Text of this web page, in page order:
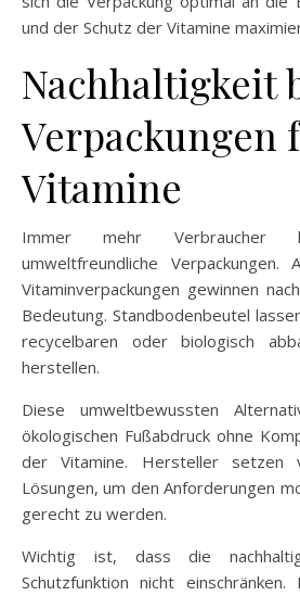
und der Schutz der Vitamine
Nachhaltigkeit
Verpackungen
Vitamine
Immer mehr
umweltfreundliche
Vitaminverpackungen gewinnen
Bedeutung. Standbodenbeutel
recycelbaren oder biologisch
herstellen.
Diese umweltbewussten
ökologischen Fußabdruck ohne
der Vitamine. Hersteller setzen
Lösungen, um den Anforderungen
gerecht zu werden.
Wichtig ist, dass die
Schutzfunktion nicht